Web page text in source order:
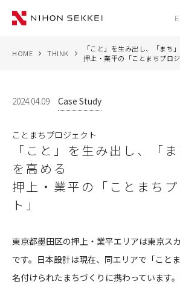
WE
THINK
NEWS
RECRUIT
HOME THINK
「こと」を生み出し、「まち
押上・業平の「ことまちプロジ
2024.04.09 Case Study
ことまちプロジェクト
「こと」を生み出し、「
を高める
押上・業平の「ことまち
ト」
東京都墨田区の押上・業平エリアは東京ス
です。日本設計は現在、同エリアで「こと
名付けられたまちづくりに携わっています